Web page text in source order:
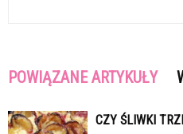
POWIĄZANE ARTYKUŁY
CZY ŚLIWKI